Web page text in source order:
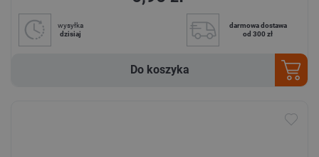
wysyłka
dzisiaj
darmowa dostawa
od 300 zł
Do koszyka